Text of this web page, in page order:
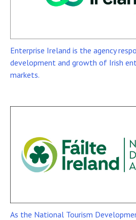
Enterprise Ireland is the agency
development and growth of Irish
markets.
As the National Tourism